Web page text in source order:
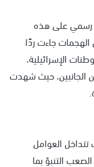
رسمي على هذه
الهجمات جاءت ردًا
الإسرائيلية،
الجانبين، حيث شهدت
العوامل
التنبؤ بما